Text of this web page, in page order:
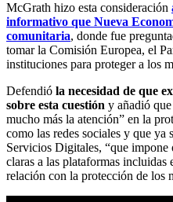
McGrath hizo esta consideración
informativo que Nueva
comunitaria, donde fue
tomar la Comisión Europea, el
instituciones para proteger a los
Defendió la necesidad de que
sobre esta cuestión y añadió
mucho más la atención” en la
como las redes sociales y que ya
Servicios Digitales, “que
claras a las plataformas incluidas
relación con la protección de los